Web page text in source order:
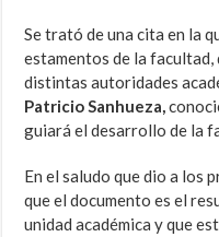
Se trató de una cita en la
estamentos de la facultad,
distintas autoridades
Patricio Sanhueza,
guiará el desarrollo de la
En el saludo que dio a los
que el documento es el
unidad académica y que